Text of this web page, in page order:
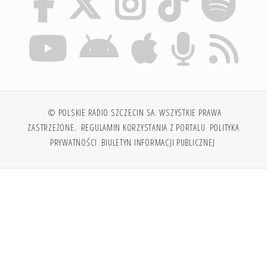
© POLSKIE RADIO SZCZECIN SA. WSZYSTKIE PRAWA
ZASTRZEŻONE. REGULAMIN KORZYSTANIA Z PORTALU POLITYKA
PRYWATNOŚCI BIULETYN INFORMACJI PUBLICZNEJ